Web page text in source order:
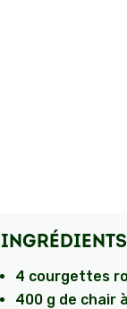
INGRÉDIENTS
4 courgettes
400 g de chair